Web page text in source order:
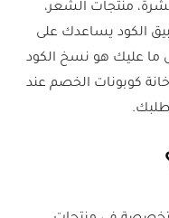
منتجات الشعر،
الكود يساعدك على
ما عليك هو نسخ الكود
خانة كوبونات الخصم عند
طلبك.